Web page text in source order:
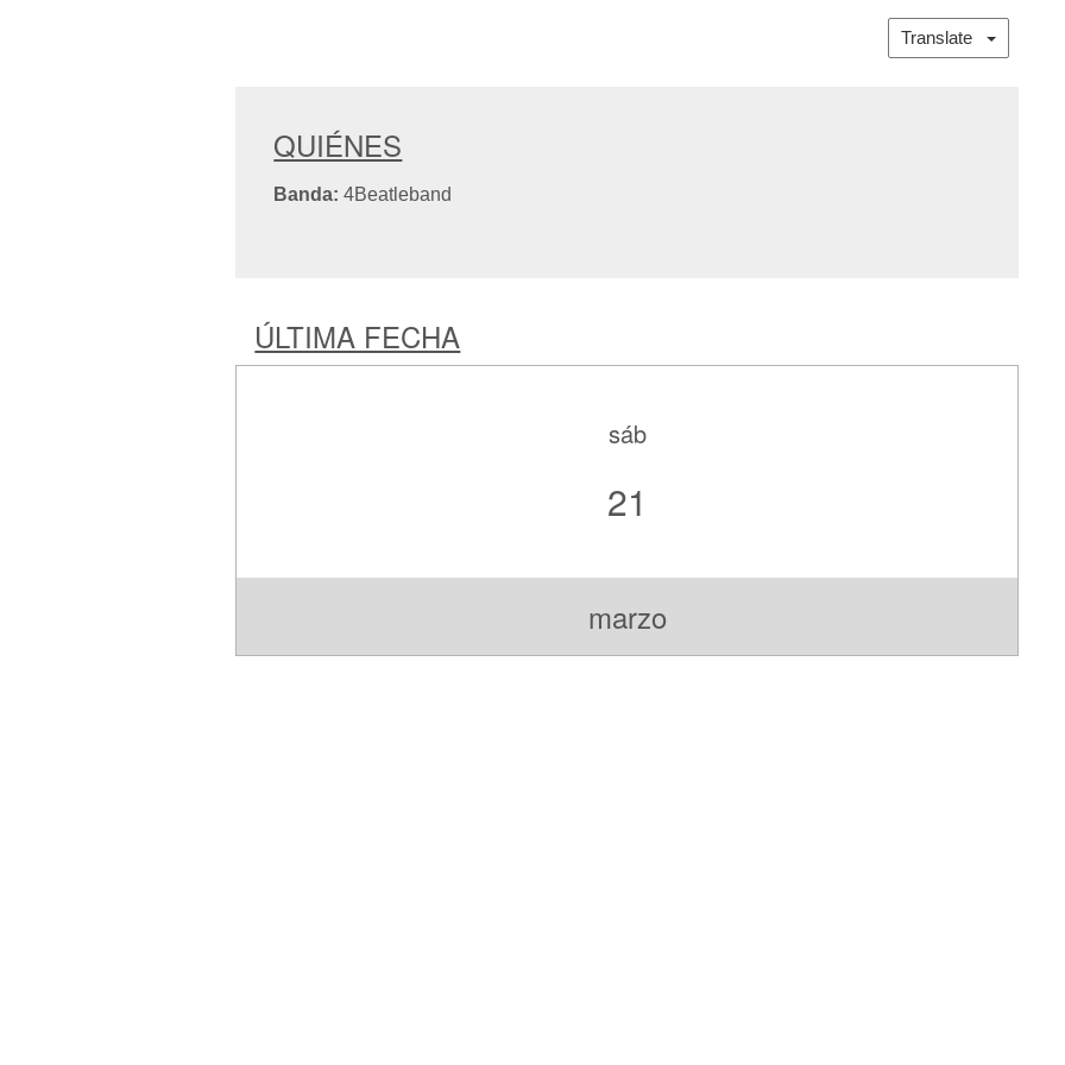
Translate
QUIÉNES
Banda: 4Beatleband
ÚLTIMA FECHA
sáb
21
marzo